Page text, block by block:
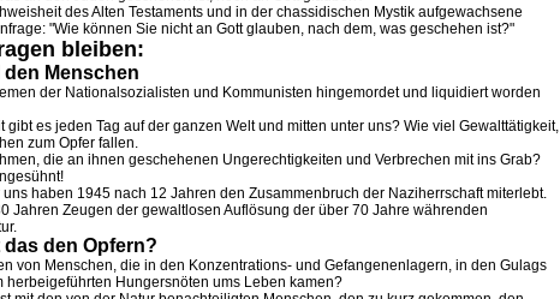
des Alten Testaments und in der chassidischen Mystik aufgewachsene
"Wie können Sie nicht an Gott glauben, nach dem, was geschehen ist?"
bleiben:
den Menschen
der Nationalsozialisten und Kommunisten hingemordet und liquidiert worden
gibt es jeden Tag auf der ganzen Welt und mitten unter uns? Wie viel Gewalttätigkeit,
zum Opfer fallen.
die an ihnen geschehenen Ungerechtigkeiten und Verbrechen mit ins Grab?
haben 1945 nach 12 Jahren den Zusammenbruch der Naziherrschaft miterlebt.
Jahren Zeugen der gewaltlosen Auflösung der über 70 Jahre währenden
den Opfern?
von Menschen, die in den Konzentrations- und Gefangenenlagern, in den Gulags
herbeigeführten Hungersnöten ums Leben kamen?